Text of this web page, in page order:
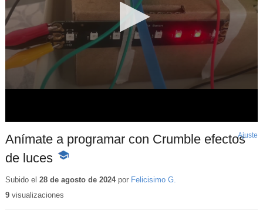
Anímate a programar con Crumble efectos
de luces -
educativo
Ajuste
Subido el 28 de agosto de 2024por Felicisimo G.
9visualizaciones